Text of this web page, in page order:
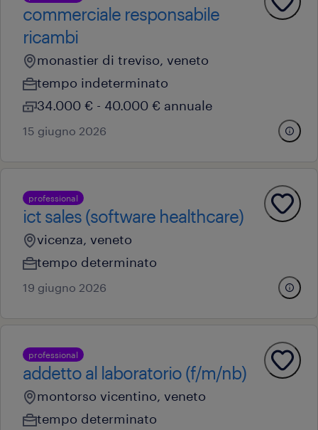
commerciale responsabile
ricambi
monastier di treviso, veneto
tempo indeterminato
34.000 € - 40.000 € annuale
15 giugno 2026
professional
ict sales (software healthcare)
vicenza, veneto
tempo determinato
19 giugno 2026
professional
addetto al laboratorio (f/m/nb)
montorso vicentino, veneto
tempo determinato